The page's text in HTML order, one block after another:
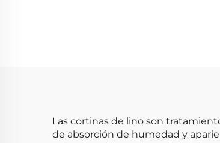
exclusivo
Las cortinas de lino son
de absorción de humedad y